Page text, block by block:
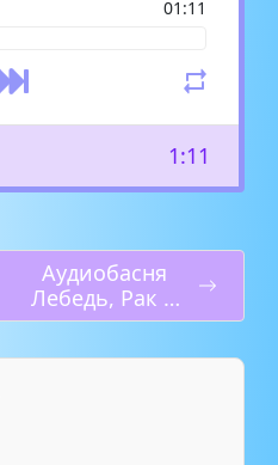
01:11
1:11
Аудиобасня
Лебедь, Рак и
Щука